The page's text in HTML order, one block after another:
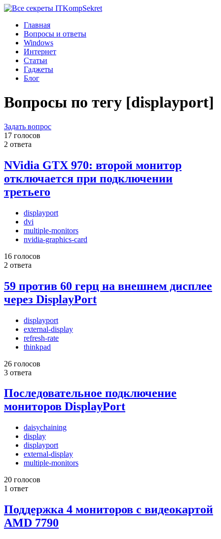
KompSekret
Главная
Вопросы и ответы
Windows
Интернет
Статьи
Гаджеты
Блог
Вопросы по тегу [displayport]
Задать вопрос
17 голосов
2 ответа
NVidia GTX 970: второй монитор
отключается при подключении
третьего
displayport
dvi
multiple-monitors
nvidia-graphics-card
16 голосов
2 ответа
59 против 60 герц на внешнем дисплее
через DisplayPort
displayport
external-display
refresh-rate
thinkpad
26 голосов
3 ответа
Последовательное подключение
мониторов DisplayPort
daisychaining
display
displayport
external-display
multiple-monitors
20 голосов
1 ответ
Поддержка 4 мониторов с видеокартой
AMD 7790